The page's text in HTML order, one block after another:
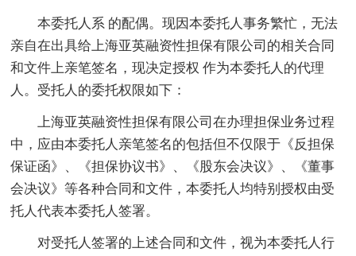
本委托人系 的配偶。现因本委托人事务繁忙，无法
亲自在出具给上海亚英融资性担保有限公司的相关合同
和文件上亲笔签名，现决定授权 作为本委托人的代理
人。受托人的委托权限如下：
上海亚英融资性担保有限公司在办理担保业务过程
中，应由本委托人亲笔签名的包括但不仅限于《反担保
保证函》、《担保协议书》、《股东会决议》、《董事
会决议》等各种合同和文件，本委托人均特别授权由受
托人代表本委托人签署。
对受托人签署的上述合同和文件，视为本委托人行